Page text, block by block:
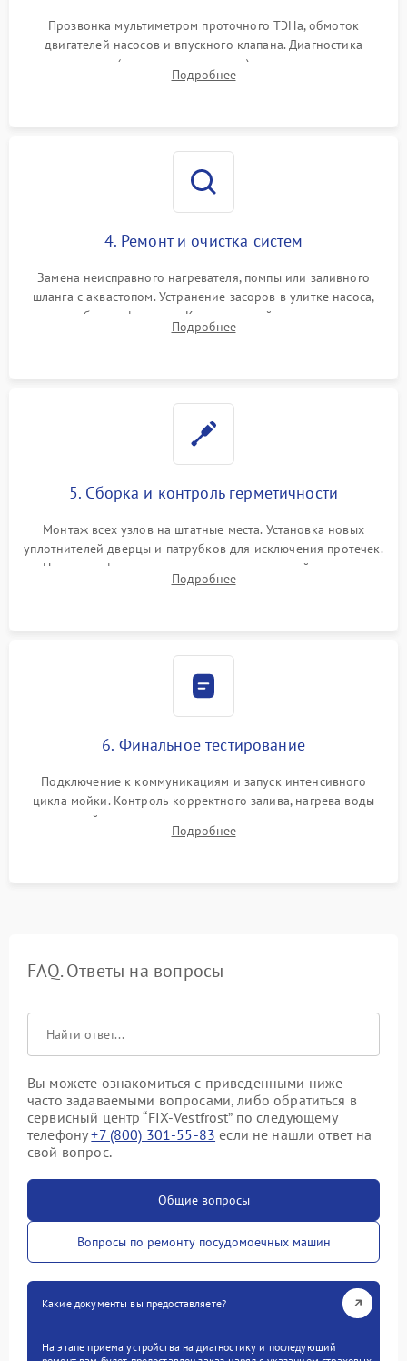
Прозвонка мультиметром проточного ТЭНа, обмоток
двигателей насосов и впускного клапана. Диагностика
прессостата (датчика уровня воды), датчика мутности,
концевика дверцы и электронного модуля управления.
Подробнее
4. Ремонт и очистка систем
Замена неисправного нагревателя, помпы или заливного
шланга с аквастопом. Устранение засоров в улитке насоса,
патрубках и фильтрах. Компонентный ремонт платы
управления, восстановление поврежденной проводки.
Подробнее
5. Сборка и контроль герметичности
Монтаж всех узлов на штатные места. Установка новых
уплотнителей дверцы и патрубков для исключения протечек.
Надежная фиксация хомутов гидравлической системы,
сборка корпуса и установка датчика поплавка.
Подробнее
6. Финальное тестирование
Подключение к коммуникациям и запуск интенсивного
цикла мойки. Контроль корректного залива, нагрева воды
до нужной температуры, отсутствия посторонних шумов,
штатного слива и абсолютной сухости в поддоне.
Подробнее
FAQ. Ответы на вопросы
Вы можете ознакомиться с приведенными ниже
часто задаваемыми вопросами, либо обратиться в
сервисный центр “FIX-Vestfrost” по следующему
телефону+7 (800) 301-55-83 если не нашли ответ на
свой вопрос.
Общие вопросы
Вопросы по ремонту посудомоечных машин
Какие документы вы предоставляете?
На этапе приема устройства на диагностику и последующий